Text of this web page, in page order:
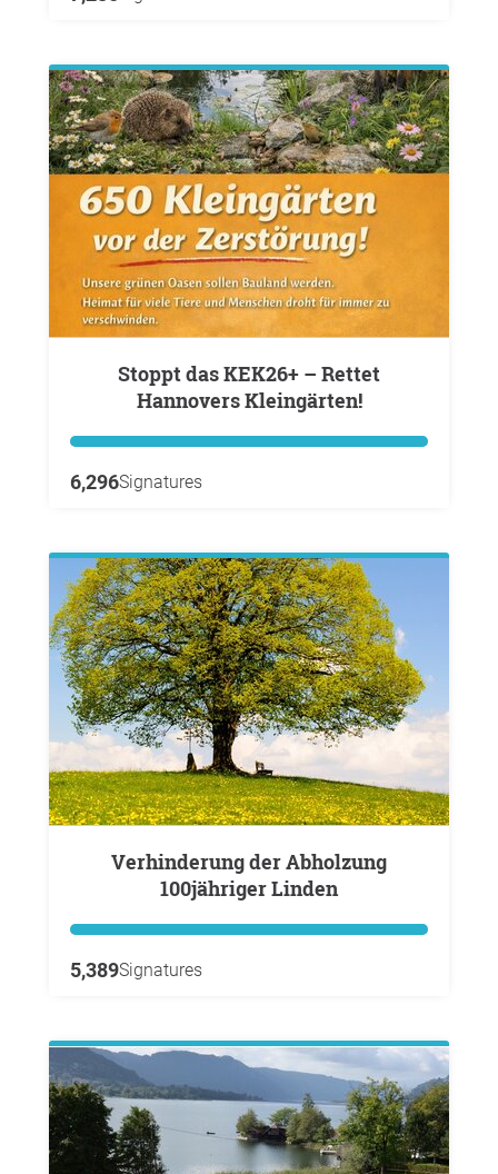
Stoppt das KEK26+ – Rettet
Hannovers Kleingärten!
6,296Signatures
Verhinderung der Abholzung
100jähriger Linden
5,389Signatures